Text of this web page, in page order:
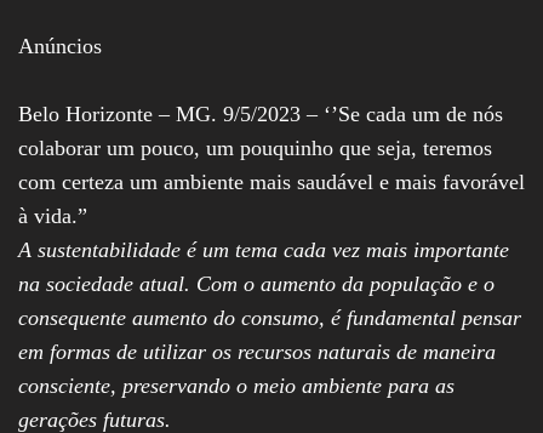
Brasília, Nordeste,
Norte, Centro-
Oeste, Sul, Sudeste,
Vinhos, Bebidas,
Emprego,
Empreendedorismo,
Negócios,
Oportunidades,
Anúncios
Belo Horizonte – MG. 9/5/2023 – ‘’Se cada um de nós
colaborar um pouco, um pouquinho que seja, teremos
com certeza um ambiente mais saudável e mais favorável
à vida.”
A sustentabilidade é um tema cada vez mais importante
na sociedade atual. Com o aumento da população e o
consequente aumento do consumo, é fundamental pensar
em formas de utilizar os recursos naturais de maneira
consciente, preservando o meio ambiente para as
gerações futuras.